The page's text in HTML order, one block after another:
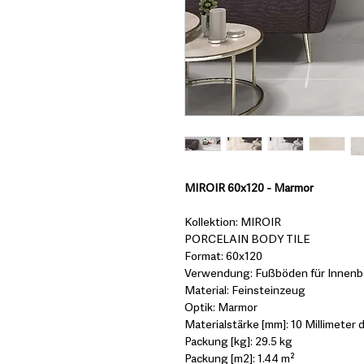
MIROIR 60x120 - Marmor
Kollektion: MIROIR
PORCELAIN BODY TILE
Format: 60x120
Verwendung: Fußböden für
Material: Feinsteinzeug
Optik: Marmor
Materialstärke [mm]: 10 Millimeter
Packung [kg]: 29.5 kg
Packung [m2]: 1.44 m²